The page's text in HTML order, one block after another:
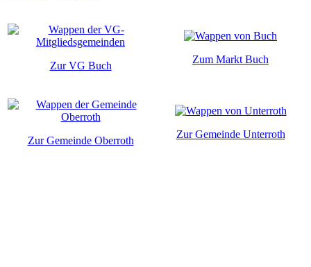
Zur VG Buch
Zum Markt Buch
Zur Gemeinde Oberroth
Zur Gemeinde Unterroth